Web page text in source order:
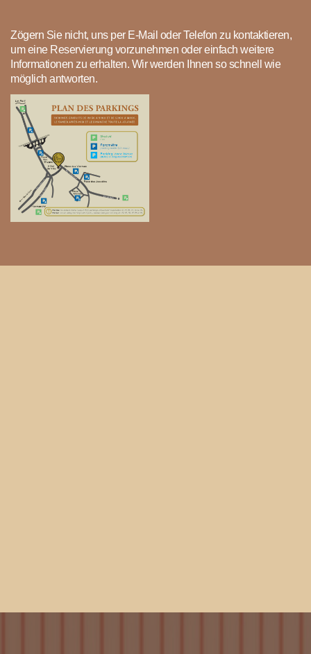
Zögern Sie nicht, uns per E-Mail oder Telefon zu kontaktieren,
um eine Reservierung vorzunehmen oder einfach weitere
Informationen zu erhalten. Wir werden Ihnen so schnell wie
möglich antworten.